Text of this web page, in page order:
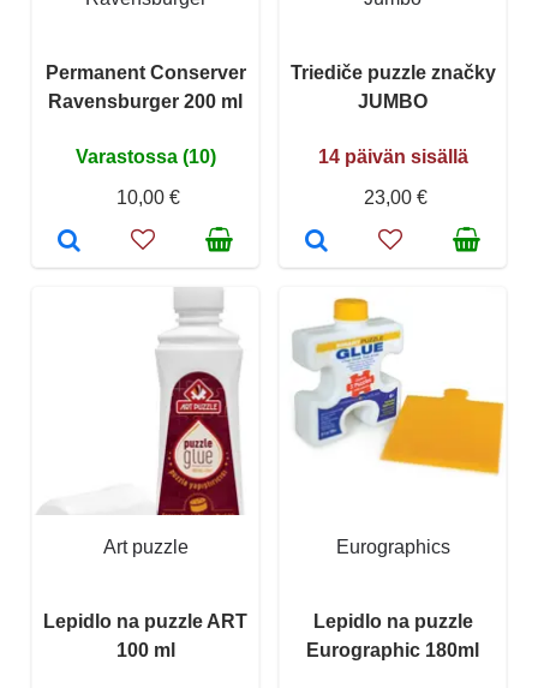
Permanent Conserver
Ravensburger 200 ml
Varastossa (10)
10,00 €
Triediče puzzle značky
JUMBO
14 päivän sisällä
23,00 €
Art puzzle
Lepidlo na puzzle ART
100 ml
Eurographics
Lepidlo na puzzle
Eurographic 180ml